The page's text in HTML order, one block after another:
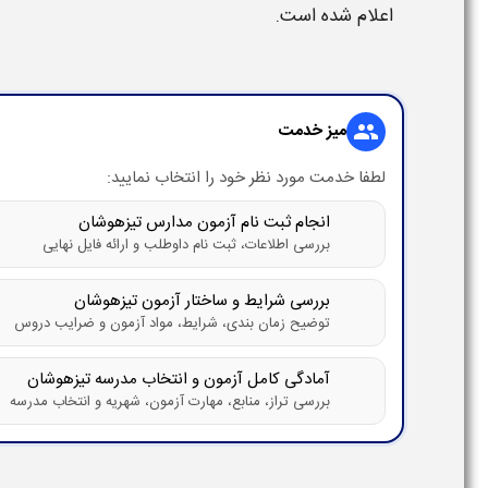
اعلام شده است.
group میز خدمت
لطفا خدمت مورد نظر خود را انتخاب نمایید:
انجام ثبت نام آزمون مدارس تیزهوشان
بررسی اطلاعات، ثبت نام داوطلب و ارائه فایل نهایی
بررسی شرایط و ساختار آزمون تیزهوشان
توضیح زمان بندی، شرایط، مواد آزمون و ضرایب دروس
آمادگی کامل آزمون و انتخاب مدرسه تیزهوشان
بررسی تراز، منابع، مهارت آزمون، شهریه و انتخاب مدرسه